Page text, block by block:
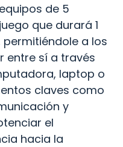
de 5
que durará 1
a los
entre sí a través
laptop o
claves como
y
el
hacia la